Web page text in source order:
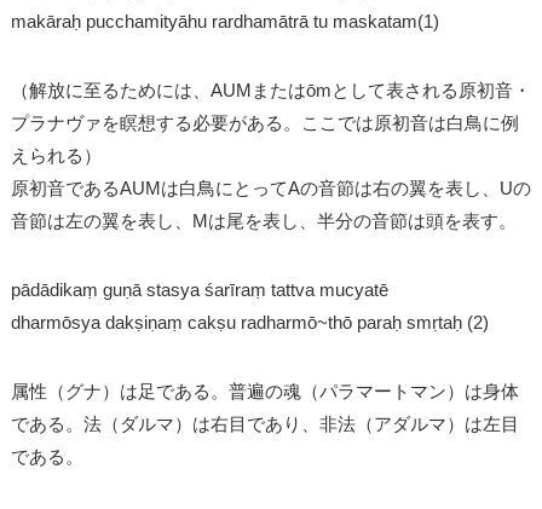
makāraḥ pucchamityāhu rardhamātrā tu maskatam(1)
（解放に至るためには、AUMまたはōmとして表される原初音・
プラナヴァを瞑想する必要がある。ここでは原初音は白鳥に例
えられる）
原初音であるAUMは白鳥にとってAの音節は右の翼を表し、Uの
音節は左の翼を表し、Mは尾を表し、半分の音節は頭を表す。
pādādikaṃ guṇā stasya śarīraṃ tattva mucyatē
dharmōsya dakṣiṇaṃ cakṣu radharmō~thō paraḥ smṛtaḥ (2)
属性（グナ）は足である。普遍の魂（パラマートマン）は身体
である。法（ダルマ）は右目であり、非法（アダルマ）は左目
である。